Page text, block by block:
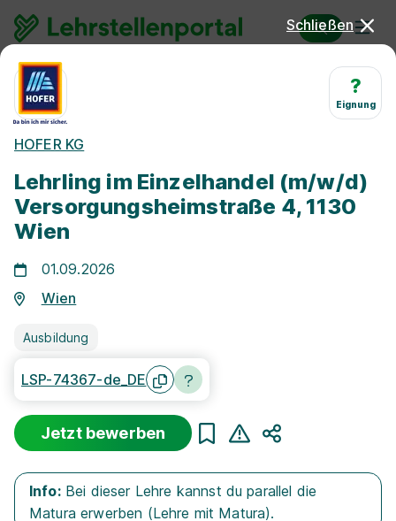
Lehrstellen
Lehrstellen Wien
Einzelhandelskaufmann/-
frau
Freie Stellen finden
Sortierung Beginn Schulabschluss
Suche zurücksetzen
Schließen
?
Eignung
HOFER KG
Lehrling im Einzelhandel (m/w/d)
Versorgungsheimstraße 4, 1130
Wien
01.09.2026
Wien
Ausbildung
LSP-74367-de_DE
Jetzt bewerben
Info: Bei dieser Lehre kannst du parallel die
Matura erwerben (Lehre mit Matura).